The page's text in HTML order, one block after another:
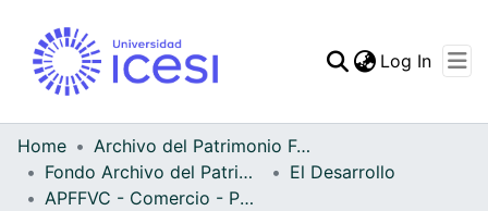
Statistics
Log In
Home
Archivo del Patrimonio Fotográfico y Fílmico del Valle del Cauca
Fondo Archivo del Patrimonio Fotográfico y Fílmico del Valle del Cauca
El Desarrollo
APFFVC - Comercio - Patrimonial